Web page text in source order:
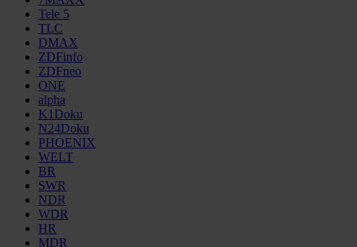
Tele 5
TLC
DMAX
ZDFinfo
ZDFneo
ONE
alpha
K1Doku
N24Doku
PHOENIX
WELT
BR
SWR
NDR
WDR
HR
MDR